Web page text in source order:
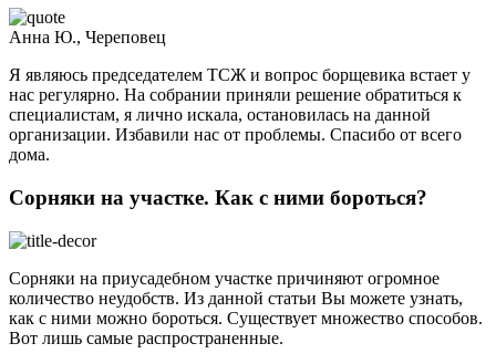
Анна Ю., Череповец
Я являюсь председателем ТСЖ и вопрос борщевика встает у
нас регулярно. На собрании приняли решение обратиться к
специалистам, я лично искала, остановилась на данной
организации. Избавили нас от проблемы. Спасибо от всего
дома.
Сорняки на участке. Как с ними бороться?
Сорняки на приусадебном участке причиняют огромное
количество неудобств. Из данной статьи Вы можете узнать,
как с ними можно бороться. Существует множество способов.
Вот лишь самые распространенные.